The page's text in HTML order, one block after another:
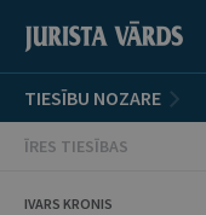
TIESĪBU NOZARE
ĪRES TIESĪBAS
IVARS KRONIS